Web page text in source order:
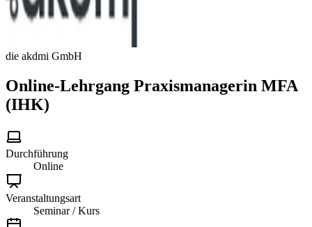
die akdmi GmbH
Online-Lehrgang Praxismanagerin MFA
(IHK)
Durchführung
Online
Veranstaltungsart
Seminar / Kurs